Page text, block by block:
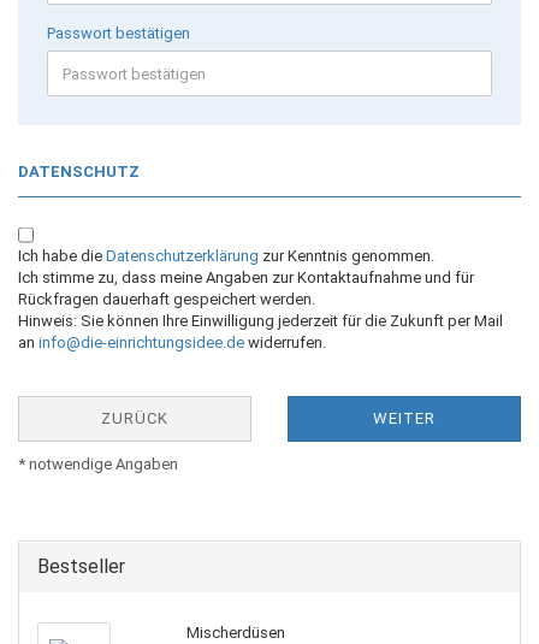
Passwort bestätigen
DATENSCHUTZ
Ich habe die Datenschutzerklärung zur Kenntnis genommen.
Ich stimme zu, dass meine Angaben zur Kontaktaufnahme und für
Rückfragen dauerhaft gespeichert werden.
Hinweis: Sie können Ihre Einwilligung jederzeit für die Zukunft per Mail
an info@die-einrichtungsidee.de widerrufen.
ZURÜCK WEITER
* notwendige Angaben
Bestseller
Mischerdüsen